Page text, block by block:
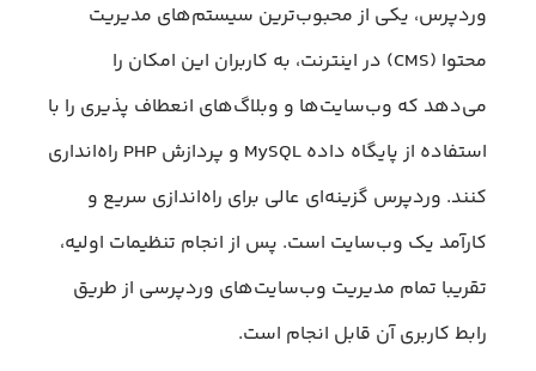
وردپرس، یکی از محبوب‌ترین سیستم‌های مدیریت
محتوا (CMS) در اینترنت، به کاربران این امکان را
می‌دهد که وب‌‌سایت‌ها و وبلاگ‌های انعطاف پذیری را با
استفاده از پایگاه داده MySQL و پردازش PHP راه‌انداری
کنند. وردپرس گزینه‌ای عالی برای راه‌اندازی سریع و
کارآمد یک وب‌سایت است. پس از انجام تنظیمات اولیه،
تقریبا تمام مدیریت وب‌سایت‌های وردپرسی از طریق
رابط کاربری آن قابل انجام است.